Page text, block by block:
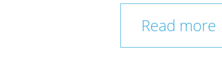
Read more